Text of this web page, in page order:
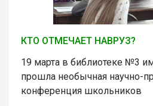
КТО ОТМЕЧАЕТ НАВРУЗ?
19 марта в библиотеке №3
прошла необычная научно-
конференция школьников